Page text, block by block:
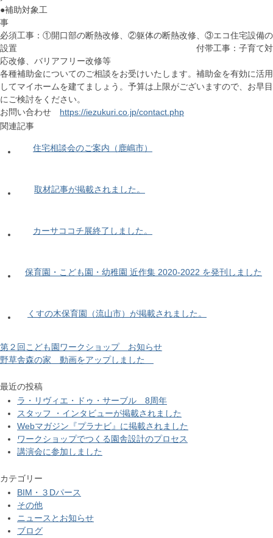
●補助対象工
必須工事：①開口部の断熱改修、②躯体の断熱改修、③エコ住宅設備の
設置 付帯工事：子育て対
応改修、バリアフリー改修等
各種補助金についてのご相談をお受けいたします。補助金を有効に活用
してマイホームを建てましょう。予算は上限がございますので、お早目
にご検討をください。
お問い合わせ https://iezukuri.co.jp/contact.php
関連記事
住宅相談会のご案内（鹿嶋市）
取材記事が掲載されました。
カーサココチ展終了しました。
保育園・こども園・幼稚園 近作集 2020-2022 を発刊しました
くすの木保育園（流山市）が掲載されました。
第２回こども園ワークショップ お知らせ
野草舎森の家 動画をアップしました
最近の投稿
ラ・リヴィエ・ドゥ・サーブル 8周年
スタッフ ・インタビューが掲載されました
Webマガジン『プラナビ』に掲載されました
ワークショップでつくる園舎設計のプロセス
講演会に参加しました
カテゴリー
BIM・３Dパース
その他
ニュースとお知らせ
ブログ